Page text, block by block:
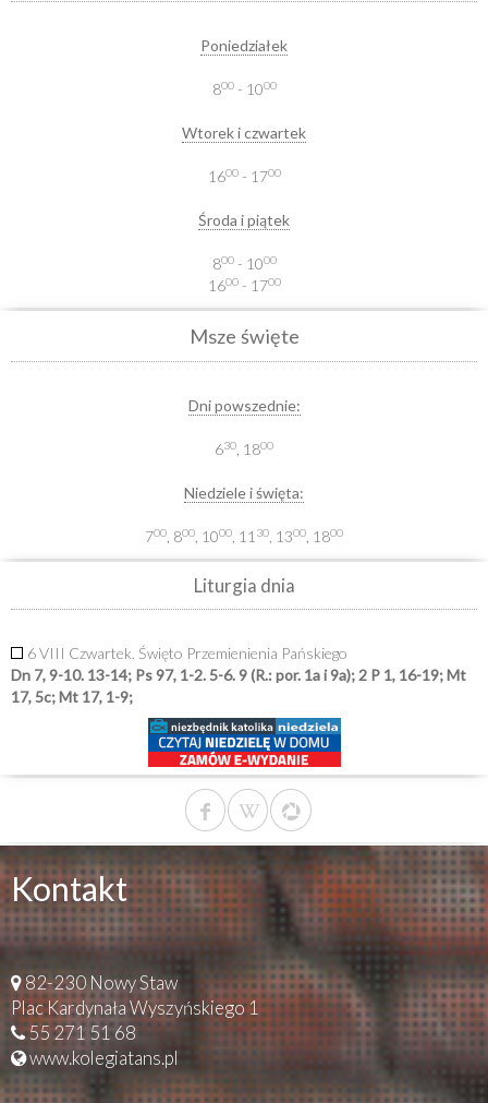
Poniedziałek
800- 1000
Wtorek i czwartek
1600- 1700
Środa i piątek
800- 1000
1600- 1700
Msze święte
Dni powszednie:
630 , 1800
Niedziele i święta:
700 , 800 , 1000 , 11 30 , 1300 , 1800
Liturgia dnia
6 VIII Czwartek. Święto Przemienienia Pańskiego
Dn 7, 9-10. 13-14; Ps 97, 1-2. 5-6. 9 (R.: por. 1a i 9a); 2 P 1, 16-19; Mt
17, 5c; Mt 17, 1-9;
Kontakt
82-230 Nowy Staw
Plac Kardynała Wyszyńskiego 1
55 271 51 68
www.kolegiatans.pl